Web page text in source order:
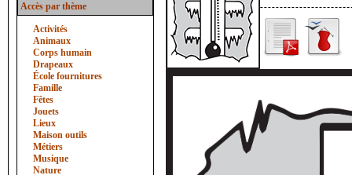
Accès par thème
Activités
Animaux
Corps humain
Drapeaux
École fournitures
Famille
Fêtes
Jouets
Lieux
Maison outils
Métiers
Musique
Nature